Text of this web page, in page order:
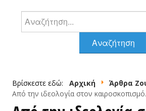
ΕΠΙΚΑΙΡΌΤΗΤΑ
ΆΡΘΡΑ ΖΟΥΡΌΠΟΥΛΟΥ
Αναζήτηση
Αναζήτηση
Βρίσκεστε εδώ: Αρχική
Άρθρα
Από την ιδεολογία στον